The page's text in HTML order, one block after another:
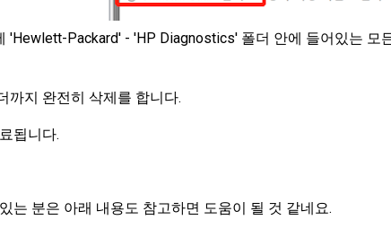
'Hewlett-Packard' - 'HP Diagnostics' 폴더 안에 들어있는 모
까지 완전히 삭제를 합니다.
됩니다.
는 분은 아래 내용도 참고하면 도움이 될 것 같네요.